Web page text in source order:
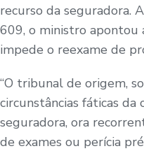
recurso da seguradora.
609, o ministro
impede o reexame de
“O tribunal de origem,
circunstâncias fáticas da
seguradora, ora
de exames ou perícia